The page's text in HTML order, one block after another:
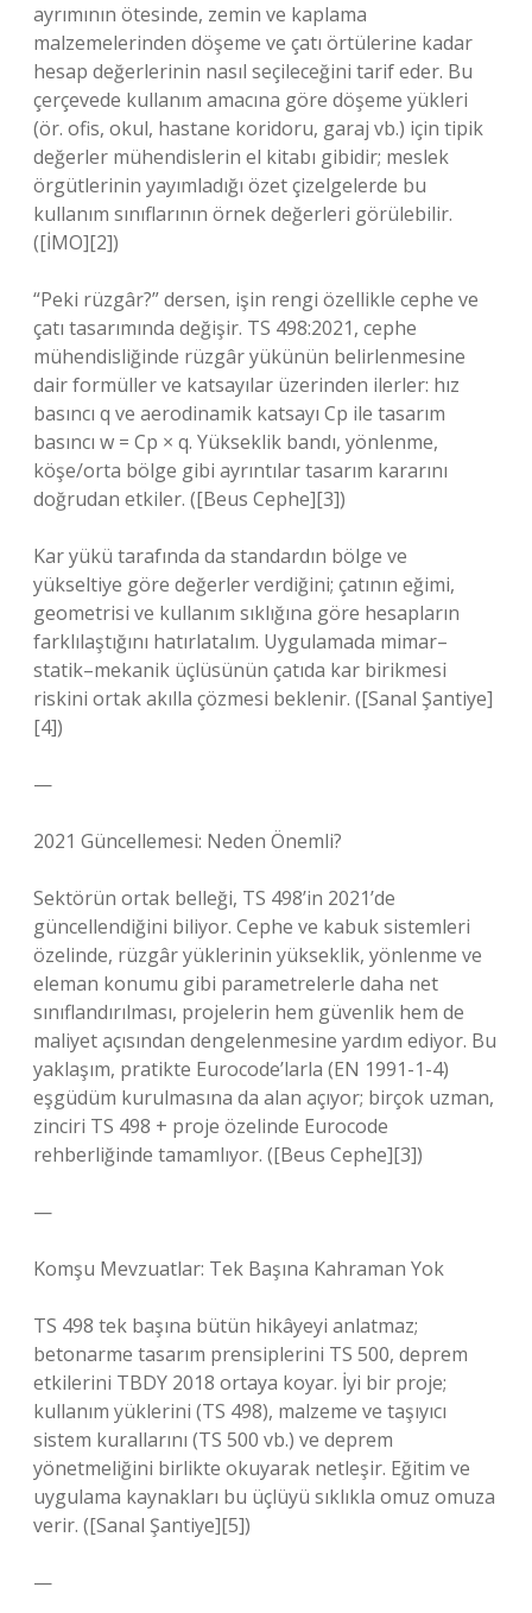
ayrımının ötesinde, zemin ve kaplama
malzemelerinden döşeme ve çatı örtülerine kadar
hesap değerlerinin nasıl seçileceğini tarif eder. Bu
çerçevede kullanım amacına göre döşeme yükleri
(ör. ofis, okul, hastane koridoru, garaj vb.) için tipik
değerler mühendislerin el kitabı gibidir; meslek
örgütlerinin yayımladığı özet çizelgelerde bu
kullanım sınıflarının örnek değerleri görülebilir.
([İMO][2])
“Peki rüzgâr?” dersen, işin rengi özellikle cephe ve
çatı tasarımında değişir. TS 498:2021, cephe
mühendisliğinde rüzgâr yükünün belirlenmesine
dair formüller ve katsayılar üzerinden ilerler: hız
basıncı q ve aerodinamik katsayı Cp ile tasarım
basıncı w = Cp × q. Yükseklik bandı, yönlenme,
köşe/orta bölge gibi ayrıntılar tasarım kararını
doğrudan etkiler. ([Beus Cephe][3])
Kar yükü tarafında da standardın bölge ve
yükseltiye göre değerler verdiğini; çatının eğimi,
geometrisi ve kullanım sıklığına göre hesapların
farklılaştığını hatırlatalım. Uygulamada mimar–
statik–mekanik üçlüsünün çatıda kar birikmesi
riskini ortak akılla çözmesi beklenir. ([Sanal Şantiye]
[4])
—
2021 Güncellemesi: Neden Önemli?
Sektörün ortak belleği, TS 498’in 2021’de
güncellendiğini biliyor. Cephe ve kabuk sistemleri
özelinde, rüzgâr yüklerinin yükseklik, yönlenme ve
eleman konumu gibi parametrelerle daha net
sınıflandırılması, projelerin hem güvenlik hem de
maliyet açısından dengelenmesine yardım ediyor. Bu
yaklaşım, pratikte Eurocode’larla (EN 1991-1-4)
eşgüdüm kurulmasına da alan açıyor; birçok uzman,
zinciri TS 498 + proje özelinde Eurocode
rehberliğinde tamamlıyor. ([Beus Cephe][3])
—
Komşu Mevzuatlar: Tek Başına Kahraman Yok
TS 498 tek başına bütün hikâyeyi anlatmaz;
betonarme tasarım prensiplerini TS 500, deprem
etkilerini TBDY 2018 ortaya koyar. İyi bir proje;
kullanım yüklerini (TS 498), malzeme ve taşıyıcı
sistem kurallarını (TS 500 vb.) ve deprem
yönetmeliğini birlikte okuyarak netleşir. Eğitim ve
uygulama kaynakları bu üçlüyü sıklıkla omuz omuza
verir. ([Sanal Şantiye][5])
—